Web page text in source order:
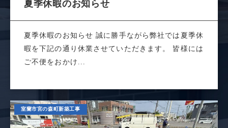
夏季休暇のお知らせ
夏季休暇のお知らせ 誠に勝手ながら弊社では夏季休
暇を下記の通り休業させていただきます。 皆様には
ご不便をおかけ...
室蘭市宮の森町新築工事